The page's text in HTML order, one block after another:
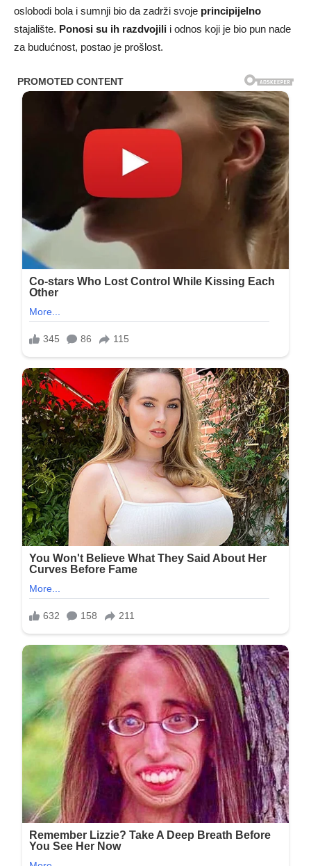
oslobodi bola i sumnji bio da zadrži svoje principijelno
stajalište. Ponosi su ih razdvojili i odnos koji je bio pun nade
za budućnost, postao je prošlost.